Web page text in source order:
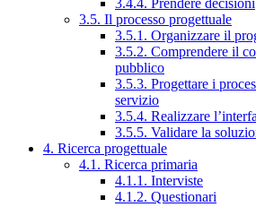
3.4.4. Prendere decisioni
3.5. Il processo progettuale
3.5.1. Organizzare il
3.5.2. Comprendere il
pubblico
3.5.3. Progettare i
servizio
3.5.4. Realizzare
3.5.5. Validare la
4. Ricerca progettuale
4.1. Ricerca primaria
4.1.1. Interviste
4.1.2. Questionari